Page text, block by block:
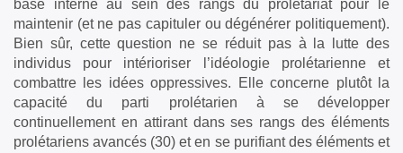
base interne au sein des rangs du prolétariat pour le
maintenir (et ne pas capituler ou dégénérer politiquement).
Bien sûr, cette question ne se réduit pas à la lutte des
individus pour intérioriser l’idéologie prolétarienne et
combattre les idées oppressives. Elle concerne plutôt la
capacité du parti prolétarien à se développer
continuellement en attirant dans ses rangs des éléments
prolétariens avancés (30) et en se purifiant des éléments et